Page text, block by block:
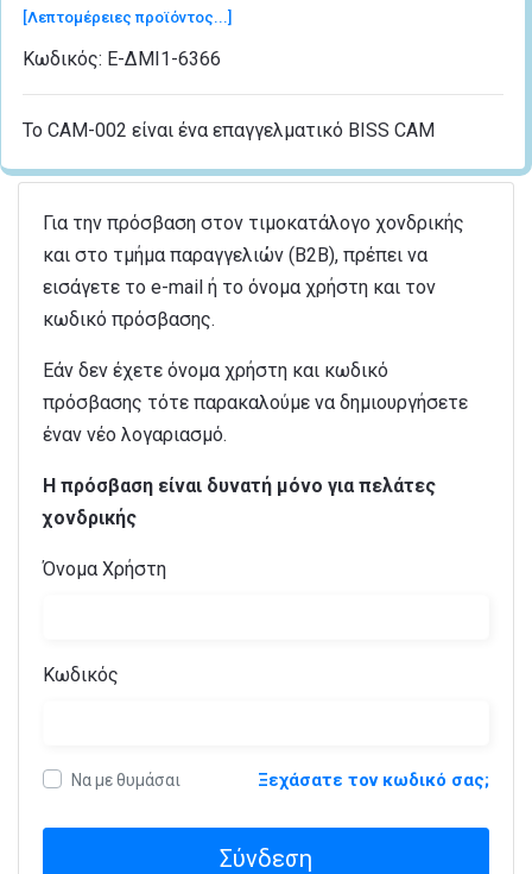
[Λεπτομέρειες προϊόντος...]
Κωδικός: Ε-ΔΜΙ1-6366
Το CAM-002 είναι ένα επαγγελματικό BISS CAM
Για την πρόσβαση στον τιμοκατάλογο χονδρικής
και στο τμήμα παραγγελιών (B2B), πρέπει να
εισάγετε το e-mail ή το όνομα χρήστη και τον
κωδικό πρόσβασης.
Εάν δεν έχετε όνομα χρήστη και κωδικό
πρόσβασης τότε παρακαλούμε να δημιουργήσετε
έναν νέο λογαριασμό.
Η πρόσβαση είναι δυνατή μόνο για πελάτες
χονδρικής
Όνομα Χρήστη
Κωδικός
Να με θυμάσαι Ξεχάσατε τον κωδικό σας;
Σύνδεση